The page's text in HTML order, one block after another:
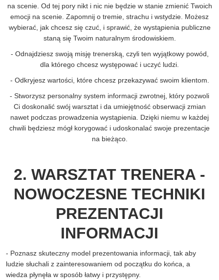
na scenie. Od tej pory nikt i nic nie będzie w stanie zmienić Twoich
emocji na scenie. Zapomnij o tremie, strachu i wstydzie. Możesz
wybierać, jak chcesz się czuć, i sprawić, że wystąpienia publiczne
staną się Twoim naturalnym środowiskiem.
- Odnajdziesz swoją misję trenerską, czyli ten wyjątkowy powód,
dla którego chcesz występować i uczyć ludzi.
- Odkryjesz wartości, które chcesz przekazywać swoim klientom.
- Stworzysz personalny system informacji zwrotnej, który pozwoli
Ci doskonalić swój warsztat i da umiejętność obserwacji zmian
nawet podczas prowadzenia wystąpienia. Dzięki niemu w każdej
chwili będziesz mógł korygować i udoskonalać swoje prezentacje
na bieżąco.
2. WARSZTAT TRENERA -
NOWOCZESNE TECHNIKI
PREZENTACJI
INFORMACJI
- Poznasz skuteczny model prezentowania informacji, tak aby
ludzie słuchali z zainteresowaniem od początku do końca, a
wiedza płynęła w sposób łatwy i przystępny.